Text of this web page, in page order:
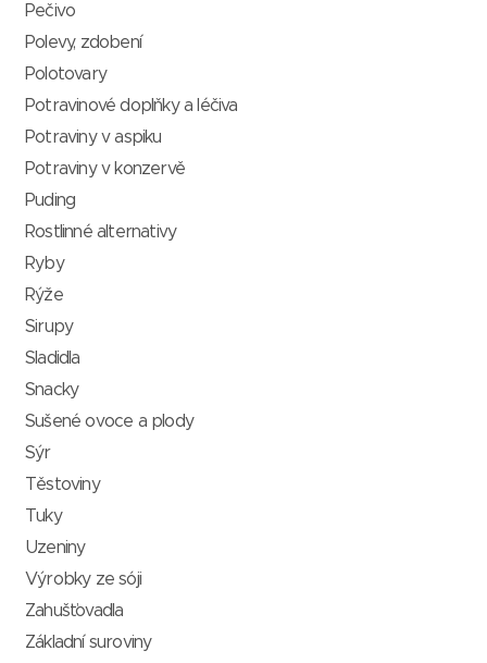
Pečivo
Polevy, zdobení
Polotovary
Potravinové doplňky a léčiva
Potraviny v aspiku
Potraviny v konzervě
Puding
Rostlinné alternativy
Ryby
Rýže
Sirupy
Sladidla
Snacky
Sušené ovoce a plody
Sýr
Těstoviny
Tuky
Uzeniny
Výrobky ze sóji
Zahušťovadla
Základní suroviny